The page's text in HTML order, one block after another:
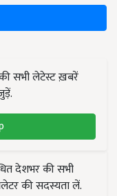
सभी लेटेस्ट ख़बरें
देशभर की सभी
की सदस्यता लें.